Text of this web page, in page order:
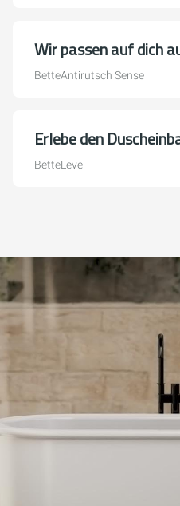
Wir passen auf dich
BetteAntirutsch Sense
Erlebe den
BetteLevel